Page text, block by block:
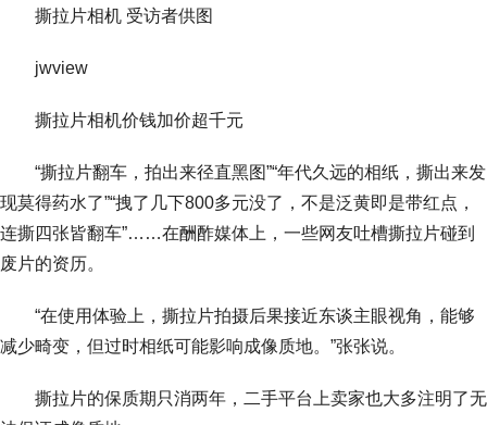
撕拉片相机 受访者供图
jwview
撕拉片相机价钱加价超千元
“撕拉片翻车，拍出来径直黑图”“年代久远的相纸，撕出来发
现莫得药水了”“拽了几下800多元没了，不是泛黄即是带红点，
连撕四张皆翻车”……在酬酢媒体上，一些网友吐槽撕拉片碰到
废片的资历。
“在使用体验上，撕拉片拍摄后果接近东谈主眼视角，能够
减少畸变，但过时相纸可能影响成像质地。”张张说。
撕拉片的保质期只消两年，二手平台上卖家也大多注明了无